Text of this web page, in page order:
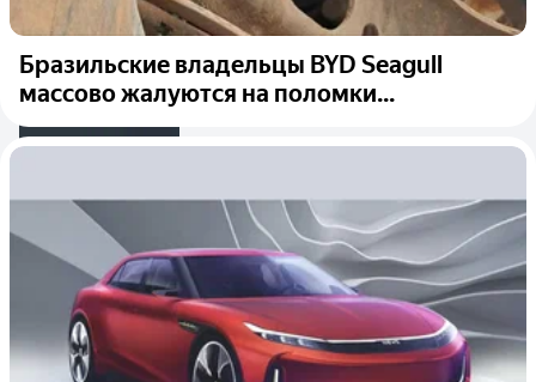
Бразильские владельцы BYD Seagull
массово жалуются на поломки...